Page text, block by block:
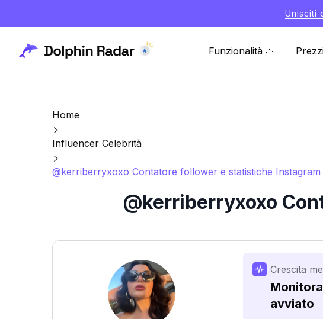
Unisciti
Funzionalità
Home
Influencer Celebrità
@kerriberryxoxo Contatore follower e statistiche Instagram
@kerriberryxoxo
Crescita
avviato